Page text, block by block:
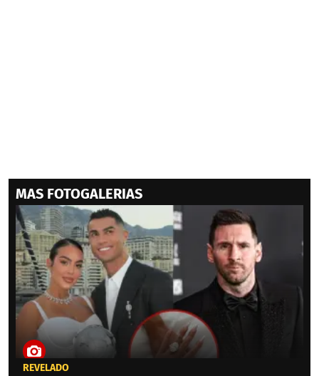
MAS FOTOGALERIAS
REVELADO